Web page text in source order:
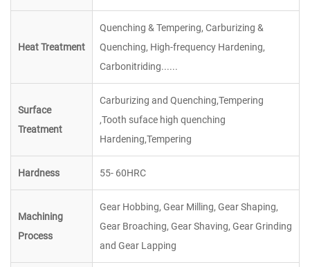
Heat Treatment
Quenching & Tempering, Carburizing &
Quenching, High-frequency Hardening,
Carbonitriding......
Surface
Treatment
Carburizing and Quenching,Tempering
,Tooth suface high quenching
Hardening,Tempering
Hardness 55- 60HRC
Machining
Process
Gear Hobbing, Gear Milling, Gear Shaping,
Gear Broaching, Gear Shaving, Gear Grinding
and Gear Lapping